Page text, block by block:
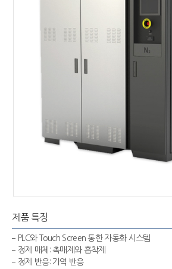
제품 특징
PLC와 Touch Screen 통한 자동화 시스템
정제 매체: 촉매제와 흡착제
정제 반응: 가역 반응